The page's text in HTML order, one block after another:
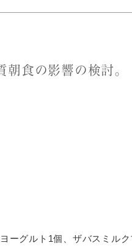
食の影響の検討。
ーグルト1個、ザバスミルク